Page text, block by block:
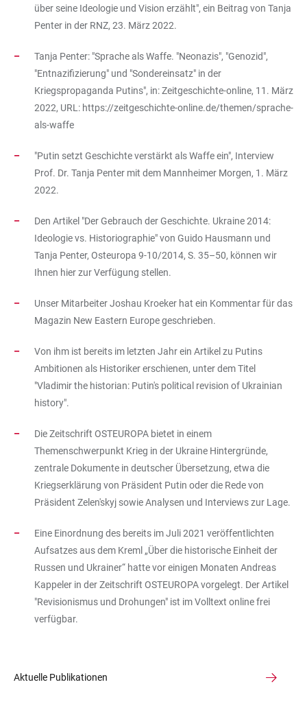
über seine Ideologie und Vision erzählt", ein Beitrag von Tanja
Penter in der RNZ, 23. März 2022.
Tanja Penter: "Sprache als Waffe. "Neonazis", "Genozid",
"Entnazifizierung" und "Sondereinsatz" in der
Kriegspropaganda Putins", in: Zeitgeschichte-online, 11. März
2022, URL: https://zeitgeschichte-online.de/themen/sprache-
als-waffe
"Putin setzt Geschichte verstärkt als Waffe ein", Interview
Prof. Dr. Tanja Penter mit dem Mannheimer Morgen, 1. März
2022.
Den Artikel "Der Gebrauch der Geschichte. Ukraine 2014:
Ideologie vs. Historiographie" von Guido Hausmann und
Tanja Penter, Osteuropa 9-10/2014, S. 35–50, können wir
Ihnen hier zur Verfügung stellen.
Unser Mitarbeiter Joshau Kroeker hat ein Kommentar für das
Magazin New Eastern Europe geschrieben.
Von ihm ist bereits im letzten Jahr ein Artikel zu Putins
Ambitionen als Historiker erschienen, unter dem Titel
"Vladimir the historian: Putin's political revision of Ukrainian
history".
Die Zeitschrift OSTEUROPA bietet in einem
Themenschwerpunkt Krieg in der Ukraine Hintergründe,
zentrale Dokumente in deutscher Übersetzung, etwa die
Kriegserklärung von Präsident Putin oder die Rede von
Präsident Zelen'skyj sowie Analysen und Interviews zur Lage.
Eine Einordnung des bereits im Juli 2021 veröffentlichten
Aufsatzes aus dem Kreml „Über die historische Einheit der
Russen und Ukrainer“ hatte vor einigen Monaten Andreas
Kappeler in der Zeitschrift OSTEUROPA vorgelegt. Der Artikel
"Revisionismus und Drohungen" ist im Volltext online frei
verfügbar.
Aktuelle Publikationen